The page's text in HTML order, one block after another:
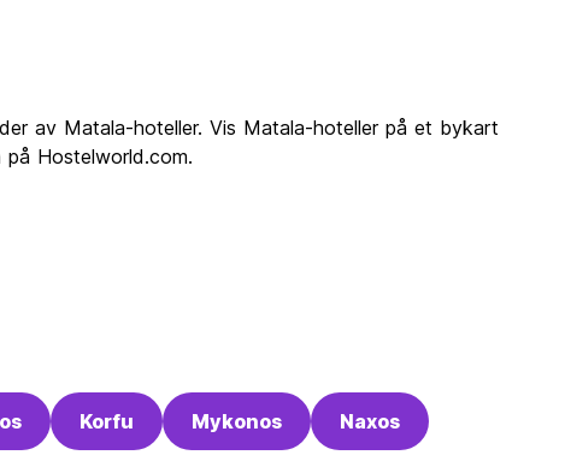
av Matala-hoteller. Vis Matala-hoteller på et bykart
Hostelworld.com.
Korfu Mykonos Naxos